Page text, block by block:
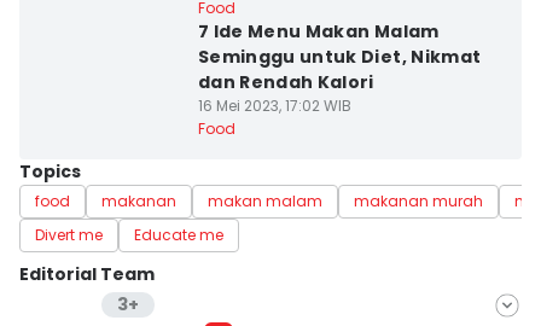
Food
7 Ide Menu Makan Malam
Seminggu untuk Diet, Nikmat
dan Rendah Kalori
16 Mei 2023, 17:02 WIB
Food
Topics
food makanan makan malam makanan murah
Divert me
Educate me
Editorial Team
3+